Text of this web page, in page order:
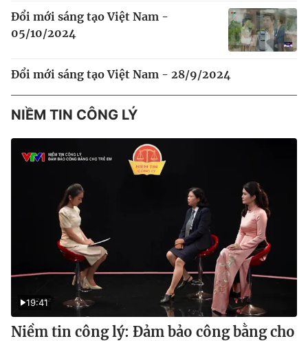
Đổi mới sáng tạo Việt Nam -
05/10/2024
Đổi mới sáng tạo Việt Nam - 28/9/2024
NIỀM TIN CÔNG LÝ
19:41
Niềm tin công lý: Đảm bảo công bằng cho